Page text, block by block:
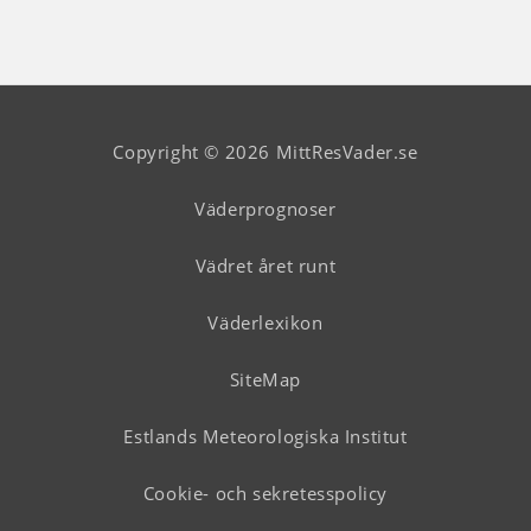
Copyright © 2026 MittResVader.se
Väderprognoser
Vädret året runt
Väderlexikon
SiteMap
Estlands Meteorologiska Institut
Cookie- och sekretesspolicy